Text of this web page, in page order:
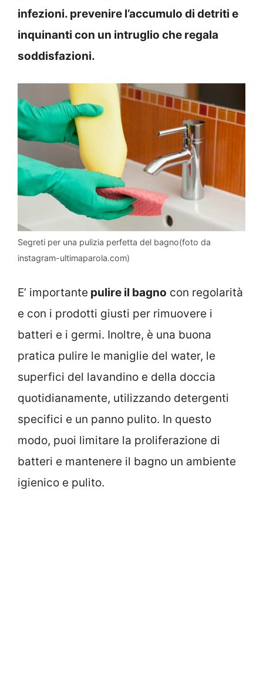
infezioni. prevenire l’accumulo di detriti e
inquinanti con un intruglio che regala
soddisfazioni.
Segreti per una pulizia perfetta del bagno(foto da
instagram-ultimaparola.com)
E’ importante pulire il bagno con regolarità
e con i prodotti giusti per rimuovere i
batteri e i germi. Inoltre, è una buona
pratica pulire le maniglie del water, le
superfici del lavandino e della doccia
quotidianamente, utilizzando detergenti
specifici e un panno pulito. In questo
modo, puoi limitare la proliferazione di
batteri e mantenere il bagno un ambiente
igienico e pulito.